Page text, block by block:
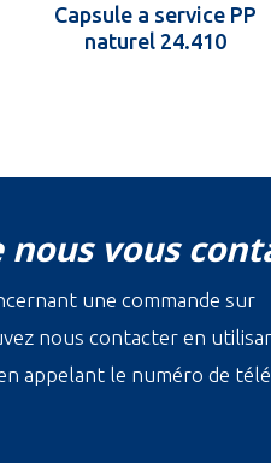
Capsule a service PP
naturel 24.410
nous vous
une commande sur
nous contacter en
appelant le numéro de